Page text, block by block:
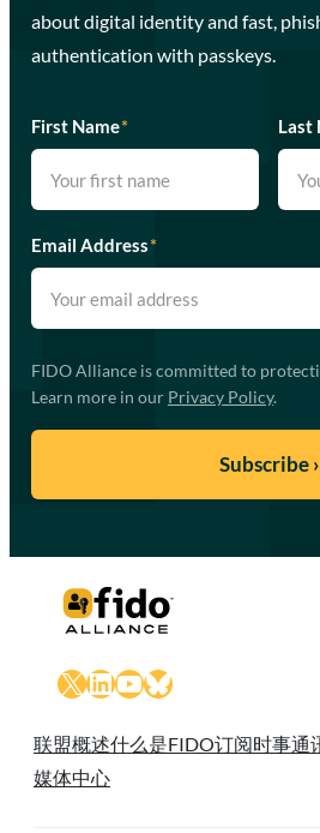
about digital identity and fast,
authentication with passkeys.
First Name* Last
Email Address*
FIDO Alliance is committed to
Learn more in our Privacy Policy.
X LinkedIn
YouTube
Bluesky
联盟概述什么是FIDO订阅时事通
媒体中心